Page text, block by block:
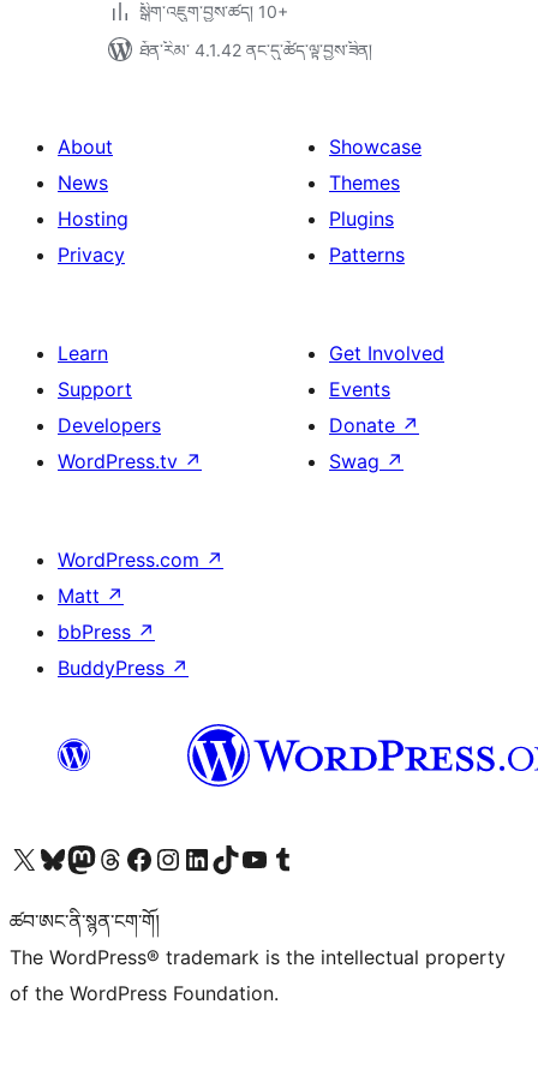
སྒྲིག་འཇུག་བྱས་ཚད། 10+
ཐོན་རིམ་ 4.1.42 ནང་དུ་ཚོད་ལྟ་བྱས་ཟིན།
About
News
Hosting
Privacy
Showcase
Themes
Plugins
Patterns
Learn
Support
Developers
WordPress.tv ↗
Get Involved
Events
Donate ↗
Swag ↗
WordPress.com ↗
Matt ↗
bbPress ↗
BuddyPress ↗
Visit our X (formerly Twitter) account
Visit our Bluesky account
Visit our Mastodon account
Visit our Threads account
Visit our Facebook page
Visit our Instagram account
Visit our LinkedIn account
Visit our TikTok account
Visit our YouTube channel
Visit our Tumblr account
ཚབ་ཨང་ནི་སྙན་ངག་གོ།
The WordPress® trademark is the intellectual property
of the WordPress Foundation.